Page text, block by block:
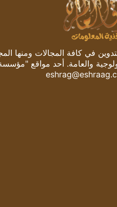
في كافة المجالات ومنها
والعامة. أحد مواقع